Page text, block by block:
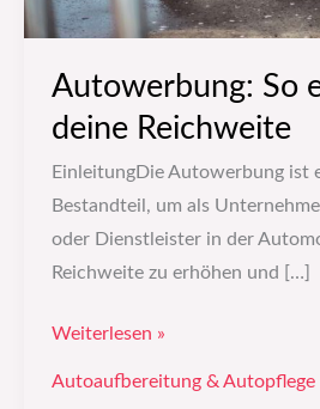
Autowerbung: So
deine Reichweite
EinleitungDie Autowerbung ist
Bestandteil, um als
oder Dienstleister in der
Reichweite zu erhöhen und […]
Weiterlesen »
Autoaufbereitung & Autopflege